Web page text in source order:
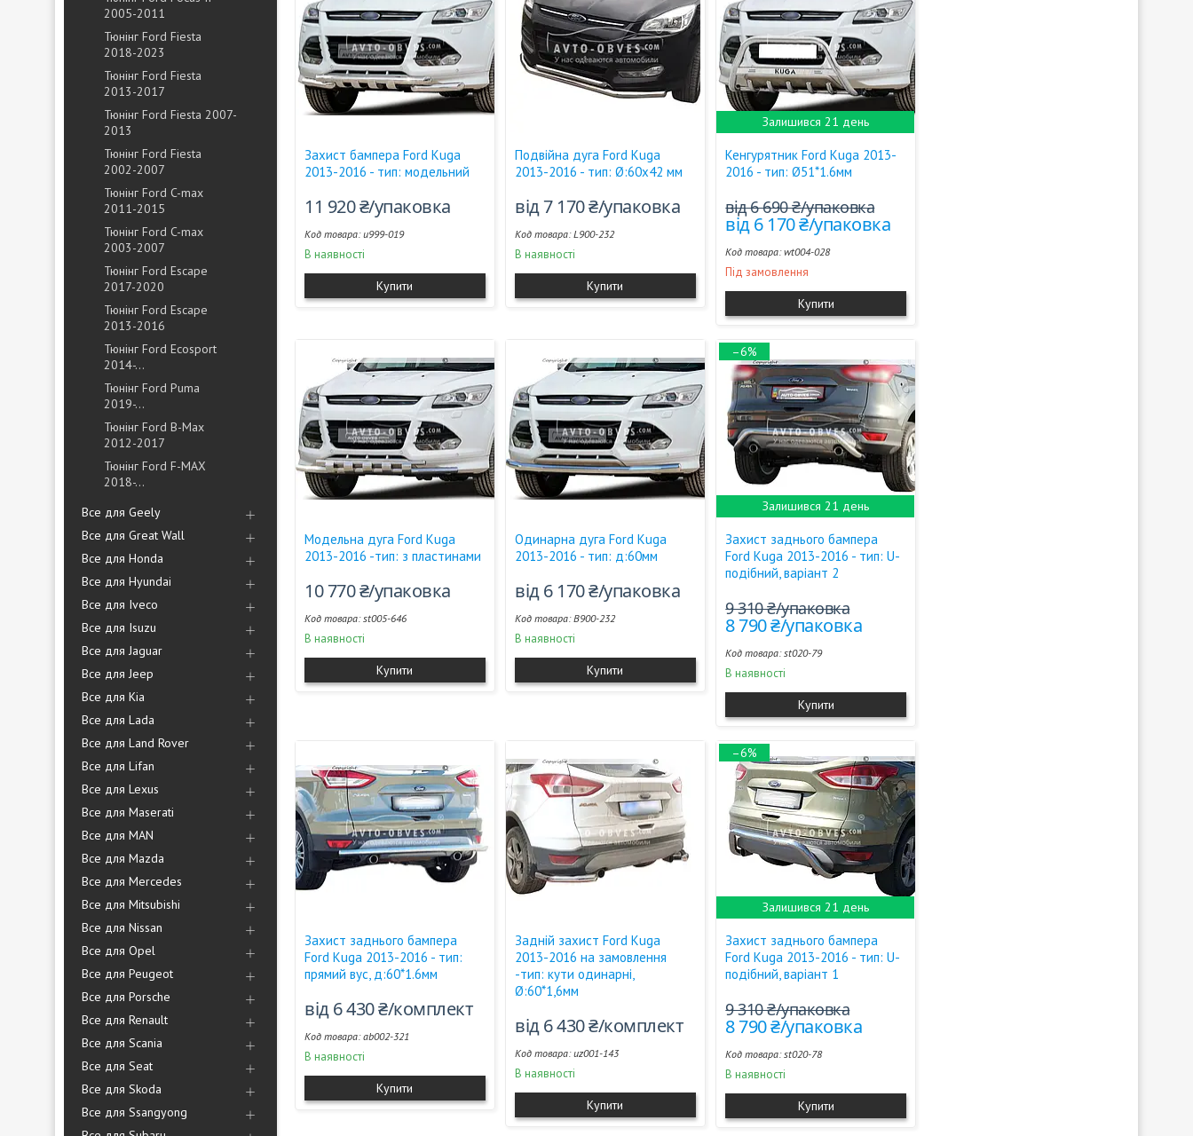
2005-2011
Тюнінг Ford Fiesta
2018-2023
Тюнінг Ford Fiesta
2013-2017
Тюнінг Ford Fiesta 2007-
2013
Тюнінг Ford Fiesta
2002-2007
Тюнінг Ford C-max
2011-2015
Тюнінг Ford C-max
2003-2007
Тюнінг Ford Escape
2017-2020
Тюнінг Ford Escape
2013-2016
Тюнінг Ford Ecosport
2014-...
Тюнінг Ford Puma
2019-...
Тюнінг Ford B-Max
2012-2017
Тюнінг Ford F-MAX
2018-...
Все для Geely
Все для Great Wall
Все для Honda
Все для Hyundai
Все для Iveco
Все для Isuzu
Все для Jaguar
Все для Jeep
Все для Kia
Все для Lada
Все для Land Rover
Все для Lifan
Все для Lexus
Все для Maserati
Все для MAN
Все для Mazda
Все для Mercedes
Все для Mitsubishi
Все для Nissan
Все для Opel
Все для Peugeot
Все для Porsche
Все для Renault
Все для Scania
Все для Seat
Все для Skoda
Все для Ssangyong
Захист бампера Ford Kuga
2013-2016 - тип: модельний
11 920 ₴/упаковка
u999-019
В наявності
Купити
Подвійна дуга Ford Kuga
2013-2016 - тип: Ø:60х42 мм
від 7 170 ₴/упаковка
L900-232
В наявності
Купити
Залишився 21 день
Кенгурятник Ford Kuga 2013-
2016 - тип: Ø51*1.6мм
від 6 690 ₴/упаковка
від 6 170 ₴/упаковка
wt004-028
Під замовлення
Купити
Модельна дуга Ford Kuga
2013-2016 -тип: з пластинами
10 770 ₴/упаковка
st005-646
В наявності
Купити
Одинарна дуга Ford Kuga
2013-2016 - тип: д:60мм
від 6 170 ₴/упаковка
B900-232
В наявності
Купити
–6%
Залишився 21 день
Захист заднього бампера
Ford Kuga 2013-2016 - тип: U-
подібний, варіант 2
9 310 ₴/упаковка
8 790 ₴/упаковка
st020-79
В наявності
Купити
Захист заднього бампера
Ford Kuga 2013-2016 - тип:
прямий вус, д:60*1.6мм
від 6 430 ₴/комплект
ab002-321
В наявності
Купити
Задній захист Ford Kuga
2013-2016 на замовлення
-тип: кути одинарні,
Ø:60*1,6мм
від 6 430 ₴/комплект
uz001-143
В наявності
Купити
–6%
Залишився 21 день
Захист заднього бампера
Ford Kuga 2013-2016 - тип: U-
подібний, варіант 1
9 310 ₴/упаковка
8 790 ₴/упаковка
st020-78
В наявності
Купити